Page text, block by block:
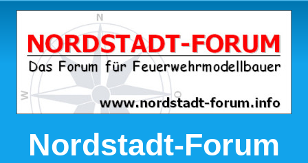
Nordstadt-Forum